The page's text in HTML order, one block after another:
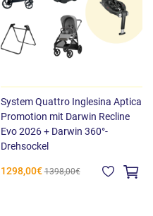
System Quattro Inglesina Aptica
Promotion mit Darwin Recline
Evo 2026 + Darwin 360°-
Drehsockel
1298,00€ 1398,00€